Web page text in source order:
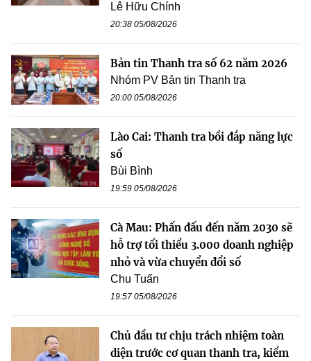
Lê Hữu Chính
20:38 05/08/2026
Bản tin Thanh tra số 62 năm 2026
Nhóm PV Bản tin Thanh tra
20:00 05/08/2026
Lào Cai: Thanh tra bồi đắp năng lực
số
Bùi Bình
19:59 05/08/2026
Cà Mau: Phấn đấu đến năm 2030 sẽ
hỗ trợ tối thiểu 3.000 doanh nghiệp
nhỏ và vừa chuyển đổi số
Chu Tuấn
19:57 05/08/2026
Chủ đầu tư chịu trách nhiệm toàn
diện trước cơ quan thanh tra, kiểm